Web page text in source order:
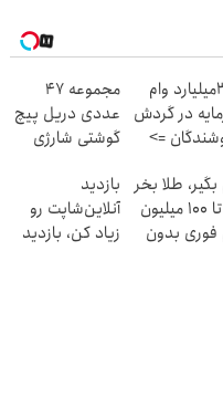
تا 3میلیارد وام
در گردش
=>
کن
مجموعه 47
عددی دریل پیچ
گوشتی شارژی
محدود) بگیر، طلا بخر
💰 تا 100 میلیون
فوری بدون
بازدید
آنلاین‌شاپت رو
زیاد کن، بازدید